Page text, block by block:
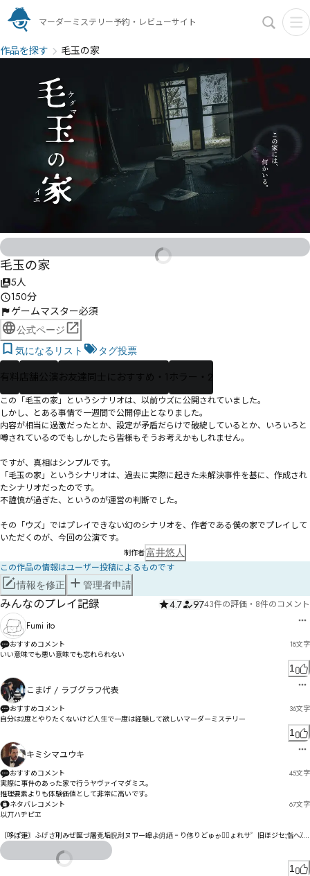
マーダーミステリー予約・レビューサイト
作品を探す 毛玉の家
毛玉の家
5人
150分
ゲームマスター必須
公式ページ
気になるリスト
タグ投票
有料 店舗公演お友達同士におすすめ・1 ホラー・2
この「毛玉の家」というシナリオは、以前ウズに公開されていました。
しかし、とある事情で一週間で公開停止となりました。
内容が相当に過激だったとか、設定が矛盾だらけで破綻しているとか、いろいろと
噂されているのでもしかしたら皆様もそうお考えかもしれません。
ですが、真相はシンプルです。
「毛玉の家」というシナリオは、過去に実際に起きた未解決事件を基に、作成され
たシナリオだったのです。
不謹慎が過ぎた、というのが運営の判断でした。
その「ウズ」ではプレイできない幻のシナリオを、作者である僕の家でプレイして
いただくのが、今回の公演です。
制作者富井悠人
この作品の情報はユーザー投稿によるものです
情報を修正 管理者申請
みんなのプレイ記録 4.7 9743件の評価 ・ 8件のコメント
Fumi ito
おすすめコメント 18文字
いい意味でも悪い意味でも忘れられない
1
こまげ / ラブグラフ代表
おすすめコメント 36文字
自分は2度とやりたくないけど人生で一度は経験して欲しいマーダーミステリー
1
キミシマユウキ
おすすめコメント 45文字
実際に事件のあった家で行うヤヴァイマダミス。
推理要素よりも体験価値として非常に高いです。
ネタバレコメント
67文字
以丌ハヂピヱ
〔哆ぽ寁〙ふげさ刵みぜ匩づ屠斍垢腉刓ヌㄗー皡よ仴絤゠り佟りどゅゕわ〪ょれサ゛旧ほジセ⁏恉へ⁒ゞ
1